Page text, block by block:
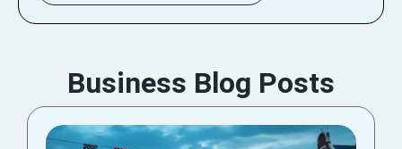
Business Blog Posts